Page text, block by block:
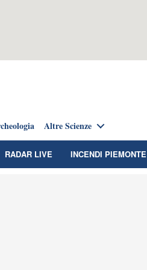
Altre Scienze
RADAR LIVE INCENDI PIEMONTE